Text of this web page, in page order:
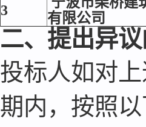
3
有限公司
二、提出异
投标人如对
期内，按照